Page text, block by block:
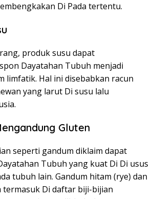
Di Pada tertentu.
produk susu dapat
Dayatahan Tubuh menjadi
limfatik. Hal ini disebabkan racun
yang larut Di susu lalu
Gluten
seperti gandum diklaim dapat
Tubuh yang kuat Di Di usus
tubuh lain. Gandum hitam (rye) dan
termasuk Di daftar biji-bijian